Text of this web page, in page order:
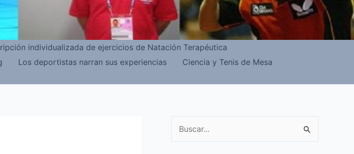
individualizada de ejercicios de Natación Terapéutica
Los deportistas narran sus experiencias
Ciencia y Tenis de Mesa
Buscar
por: